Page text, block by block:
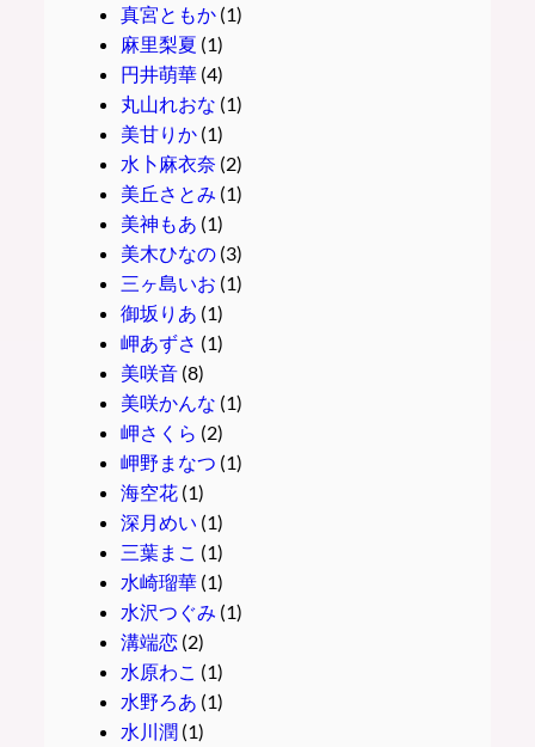
真宮ともか(1)
麻里梨夏 (1)
円井萌華(4)
丸山れおな (1)
美甘りか(1)
水卜麻衣奈 (2)
美丘さとみ (1)
美神もあ (1)
美木ひなの(3)
三ヶ島いお (1)
御坂りあ (1)
岬あずさ (1)
美咲音(8)
美咲かんな (1)
岬さくら (2)
岬野まなつ (1)
海空花(1)
深月めい (1)
三葉まこ (1)
水崎瑠華(1)
水沢つぐみ (1)
溝端恋(2)
水原わこ (1)
水野ろあ (1)
水川潤(1)